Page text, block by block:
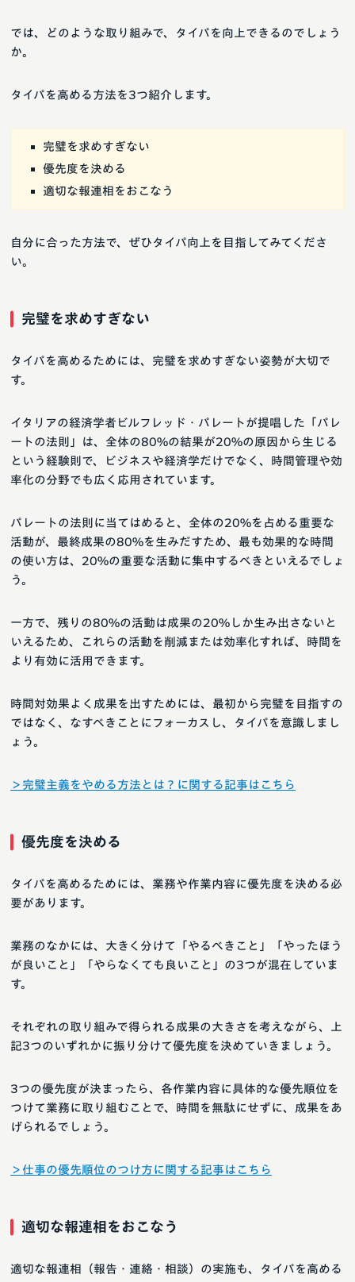
では、どのような取り組みで、タイパを向上できるのでしょう
か。
タイパを高める方法を3つ紹介します。
完璧を求めすぎない
優先度を決める
適切な報連相をおこなう
自分に合った方法で、ぜひタイパ向上を目指してみてくださ
い。
完璧を求めすぎない
タイパを高めるためには、完璧を求めすぎない姿勢が大切で
す。
イタリアの経済学者ビルフレッド・パレートが提唱した「パレ
ートの法則」は、全体の80%の結果が20%の原因から生じる
という経験則で、ビジネスや経済学だけでなく、時間管理や効
率化の分野でも広く応用されています。
パレートの法則に当てはめると、全体の20%を占める重要な
活動が、最終成果の80%を生みだすため、最も効果的な時間
の使い方は、20%の重要な活動に集中するべきといえるでしょ
う。
一方で、残りの80%の活動は成果の20%しか生み出さないと
いえるため、これらの活動を削減または効率化すれば、時間を
より有効に活用できます。
時間対効果よく成果を出すためには、最初から完璧を目指すの
ではなく、なすべきことにフォーカスし、タイパを意識しまし
ょう。
＞完璧主義をやめる方法とは？に関する記事はこちら
優先度を決める
タイパを高めるためには、業務や作業内容に優先度を決める必
要があります。
業務のなかには、大きく分けて「やるべきこと」「やったほう
が良いこと」「やらなくても良いこと」の3つが混在していま
す。
それぞれの取り組みで得られる成果の大きさを考えながら、上
記3つのいずれかに振り分けて優先度を決めていきましょう。
3つの優先度が決まったら、各作業内容に具体的な優先順位を
つけて業務に取り組むことで、時間を無駄にせずに、成果をあ
げられるでしょう。
＞仕事の優先順位のつけ方に関する記事はこちら
適切な報連相をおこなう
適切な報連相（報告・連絡・相談）の実施も、タイパを高める